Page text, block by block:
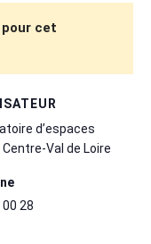
cet
d’espaces
Val de Loire
28